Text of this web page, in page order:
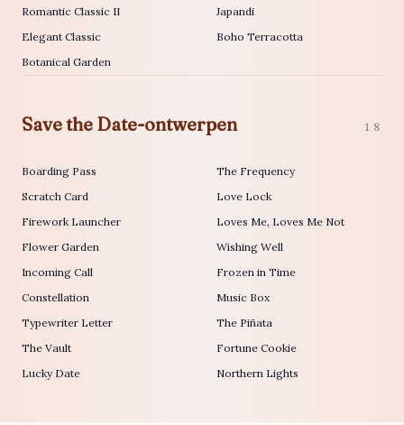
Romantic Classic II
Elegant Classic
Botanical Garden
Japandi
Boho Terracotta
Save the Date-ontwerpen 18
Boarding Pass
Scratch Card
Firework Launcher
Flower Garden
Incoming Call
Constellation
Typewriter Letter
The Vault
Lucky Date
The Frequency
Love Lock
Loves Me, Loves Me Not
Wishing Well
Frozen in Time
Music Box
The Piñata
Fortune Cookie
Northern Lights